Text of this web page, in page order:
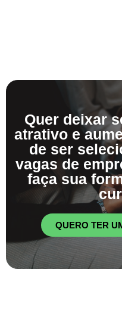
Quer deixar
atrativo e
de ser
vagas de
faça sua
QUERO TER